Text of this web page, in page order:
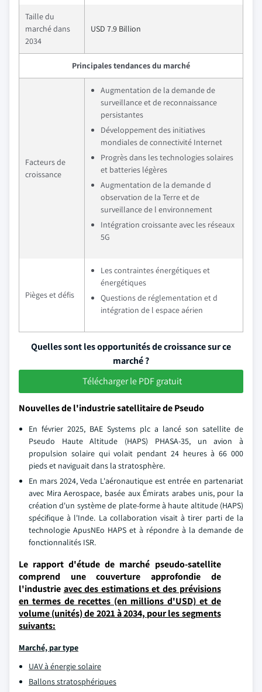
Taille du
marché dans
2034
USD 7.9 Billion
Principales tendances du marché
Facteurs de
croissance
Augmentation de la demande de
surveillance et de reconnaissance
persistantes
Développement des initiatives
mondiales de connectivité Internet
Progrès dans les technologies solaires
et batteries légères
Augmentation de la demande d
observation de la Terre et de
surveillance de l environnement
Intégration croissante avec les réseaux
5G
Pièges et défis
Les contraintes énergétiques et
énergétiques
Questions de réglementation et d
intégration de l espace aérien
Quelles sont les opportunités de croissance sur ce
marché ?
Télécharger le PDF gratuit
Nouvelles de l'industrie satellitaire de Pseudo
En février 2025, BAE Systems plc a lancé son satellite de
Pseudo Haute Altitude (HAPS) PHASA-35, un avion à
propulsion solaire qui volait pendant 24 heures à 66 000
pieds et naviguait dans la stratosphère.
En mars 2024, Veda L'aéronautique est entrée en partenariat
avec Mira Aerospace, basée aux Émirats arabes unis, pour la
création d'un système de plate-forme à haute altitude (HAPS)
spécifique à l'Inde. La collaboration visait à tirer parti de la
technologie ApusNEo HAPS et à répondre à la demande de
fonctionnalités ISR.
Le rapport d'étude de marché pseudo-satellite
comprend une couverture approfondie de
l'industrie avec des estimations et des prévisions
en termes de recettes (en millions d'USD) et de
volume (unités) de 2021 à 2034, pour les segments
suivants:
Marché, par type
UAV à énergie solaire
Ballons stratosphériques